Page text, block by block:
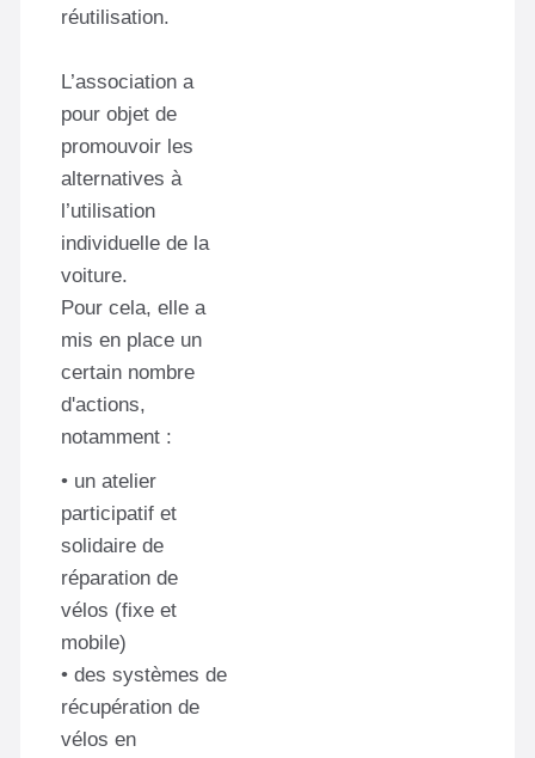
réutilisation.
L’association a
pour objet de
promouvoir les
alternatives à
l’utilisation
individuelle de la
voiture.
Pour cela, elle a
mis en place un
certain nombre
d'actions,
notamment :
• un atelier
participatif et
solidaire de
réparation de
vélos (fixe et
mobile)
• des systèmes de
récupération de
vélos en